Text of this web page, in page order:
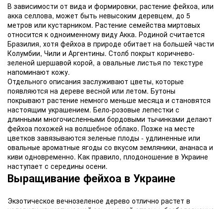
В зависимости от вида и формировки, растение фейхоа, или
акка селлова, может быть невысоким деревцем, до 5
метров или кустарником. Растение семейства миртовых
относится к одноименному виду Акка. Родиной считается
Бразилия, хотя фейхоа в природе обитает на большей части
Колумбии, Чили и Аргентины. Столб покрыт коричнево-
зеленой шершавой корой, а овальные листья по текстуре
напоминают кожу.
Отдельного описания заслуживают цветы, которые
появляются на дереве весной или летом. Бутоны
покрывают растение немного меньше месяца и становятся
настоящим украшением. Бело-розовые лепестки с
длинными многочисленными бордовыми тычинками делают
фейхоа похожей на волшебное облако. Позже на месте
цветков завязываются зеленые плоды - удлиненные или
овальные ароматные ягоды со вкусом земляники, ананаса и
киви одновременно. Как правило, плодоношение в Украине
наступает с середины осени.
Выращивание фейхоа в Украине
Экзотическое вечнозеленое дерево отлично растет в